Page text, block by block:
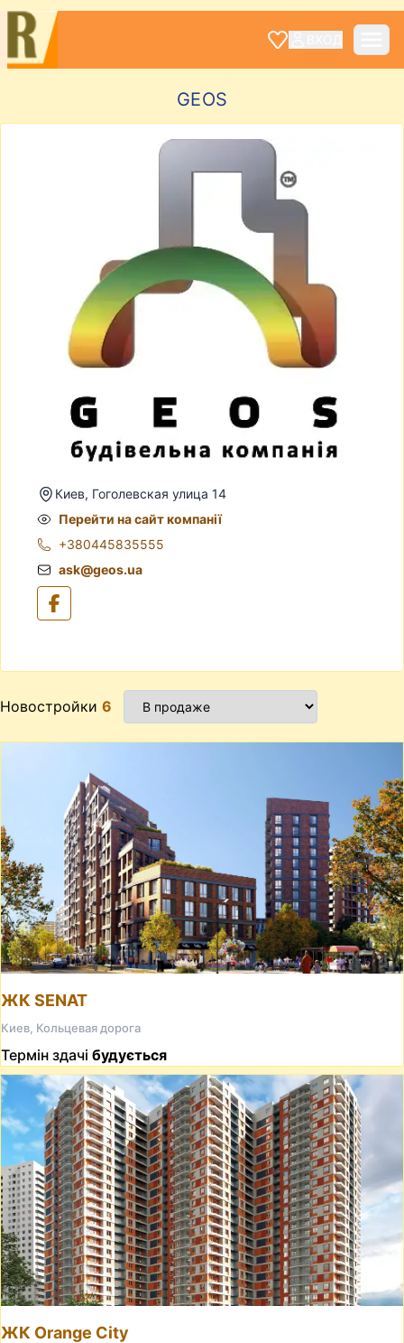
GEOS
Киев, Гоголевская улица 14
Перейти на сайт компанії
+380445835555
ask@geos.ua
Новостройки 6
ЖК SENAT
Киев, Кольцевая дорога
Термін здачі будується
ЖК Orange City